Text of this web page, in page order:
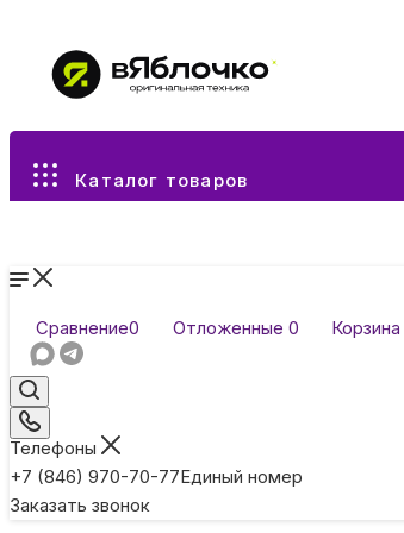
Каталог товаров
Сравнение0 Отложенные 0 Корзина
Телефоны
+7 (846) 970-70-77Единый номер
Заказать звонок
Все разделы каталога